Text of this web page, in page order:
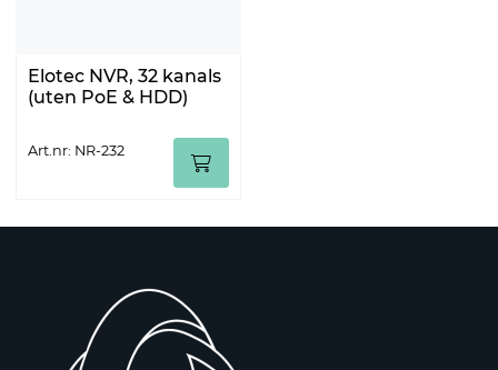
Elotec NVR, 32 kanals
(uten PoE & HDD)
Art.nr: NR-232